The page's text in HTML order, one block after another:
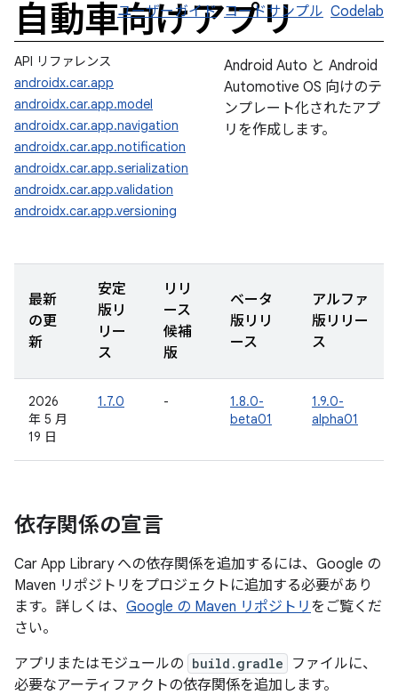
自動車向けアプリ
ユーザーガイド コードサンプル Codelab
API リファレンス
androidx.car.app
androidx.car.app.model
androidx.car.app.navigation
androidx.car.app.notification
androidx.car.app.serialization
androidx.car.app.validation
androidx.car.app.versioning
Android Auto と Android
Automotive OS 向けのテ
ンプレート化されたアプ
リを作成します。
最新
の更
新
安定
版リ
リー
ス
リリ
ース
候補
版
ベータ
版リリ
ース
アルファ
版リリー
ス
2026
年 5 月
19 日
1.7.0 -
1.8.0-
beta01
1.9.0-
alpha01
依存関係の宣言
Car App Library への依存関係を追加するには、Google の
Maven リポジトリをプロジェクトに追加する必要があり
ます。詳しくは、 Google の Maven リポジトリ をご覧くだ
さい。
アプリまたはモジュールの build.gradle
ファイルに、
必要なアーティファクトの依存関係を追加します。